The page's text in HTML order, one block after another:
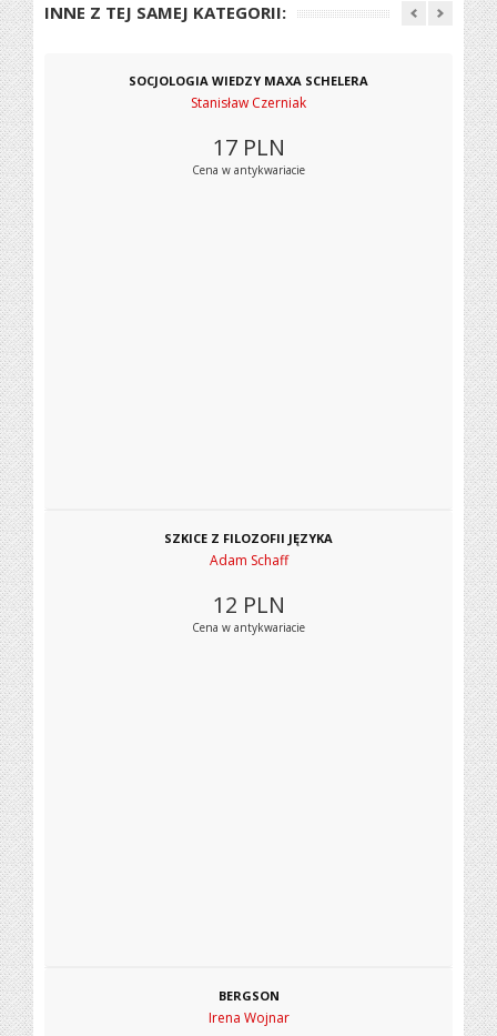
INNE Z TEJ SAMEJ KATEGORII:
SOCJOLOGIA WIEDZY MAXA SCHELERA
Stanisław Czerniak
17 PLN
Cena w antykwariacie
SZKICE Z FILOZOFII JĘZYKA
Adam Schaff
12 PLN
Cena w antykwariacie
BERGSON
Irena Wojnar